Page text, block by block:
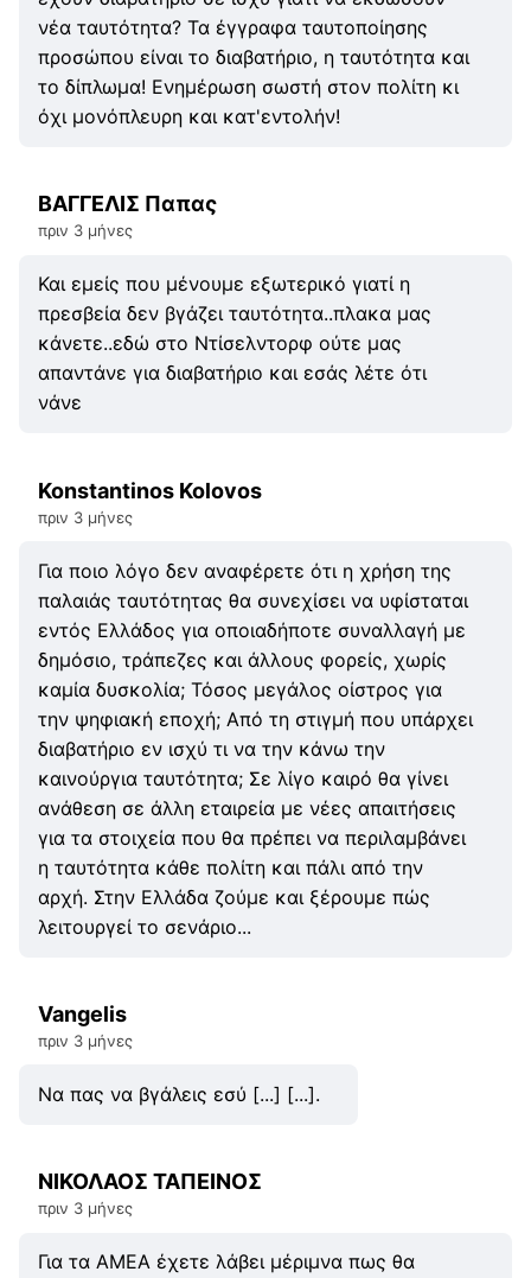
νέα ταυτότητα? Τα έγγραφα ταυτοποίησης
προσώπου είναι το διαβατήριο, η ταυτότητα και
το δίπλωμα! Ενημέρωση σωστή στον πολίτη κι
όχι μονόπλευρη και κατ'εντολήν!
ΒΑΓΓΕΛΙΣ Παπας
πριν 3 μήνες
Και εμείς που μένουμε εξωτερικό γιατί η
πρεσβεία δεν βγάζει ταυτότητα..πλακα μας
κάνετε..εδώ στο Ντίσελντορφ ούτε μας
απαντάνε για διαβατήριο και εσάς λέτε ότι
νάνε
Konstantinos Kolovos
πριν 3 μήνες
Για ποιο λόγο δεν αναφέρετε ότι η χρήση της
παλαιάς ταυτότητας θα συνεχίσει να υφίσταται
εντός Ελλάδος για οποιαδήποτε συναλλαγή με
δημόσιο, τράπεζες και άλλους φορείς, χωρίς
καμία δυσκολία; Τόσος μεγάλος οίστρος για
την ψηφιακή εποχή; Από τη στιγμή που υπάρχει
διαβατήριο εν ισχύ τι να την κάνω την
καινούργια ταυτότητα; Σε λίγο καιρό θα γίνει
ανάθεση σε άλλη εταιρεία με νέες απαιτήσεις
για τα στοιχεία που θα πρέπει να περιλαμβάνει
η ταυτότητα κάθε πολίτη και πάλι από την
αρχή. Στην Ελλάδα ζούμε και ξέρουμε πώς
λειτουργεί το σενάριο...
Vangelis
πριν 3 μήνες
Να πας να βγάλεις εσύ [...] [...].
ΝΙΚΟΛΑΟΣ ΤΑΠΕΙΝΟΣ
πριν 3 μήνες
Για τα ΑΜΕΑ έχετε λάβει μέριμνα πως θα